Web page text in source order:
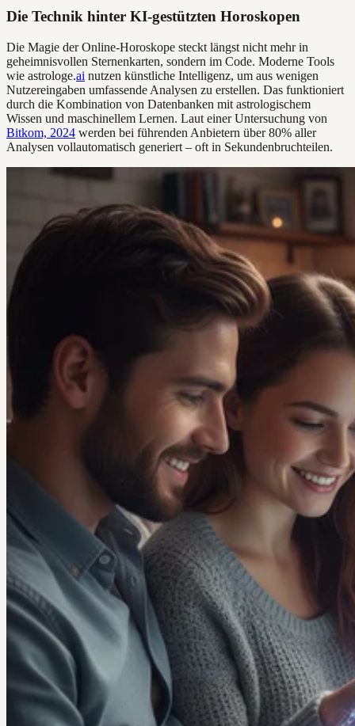
Die Technik hinter KI-gestützten Horoskopen
Die Magie der Online-Horoskope steckt längst nicht mehr in
geheimnisvollen Sternenkarten, sondern im Code. Moderne Tools
wie astrologe.ai nutzen künstliche Intelligenz, um aus wenigen
Nutzereingaben umfassende Analysen zu erstellen. Das funktioniert
durch die Kombination von Datenbanken mit astrologischem
Wissen und maschinellem Lernen. Laut einer Untersuchung von
Bitkom, 2024 werden bei führenden Anbietern über 80% aller
Analysen vollautomatisch generiert – oft in Sekundenbruchteilen.